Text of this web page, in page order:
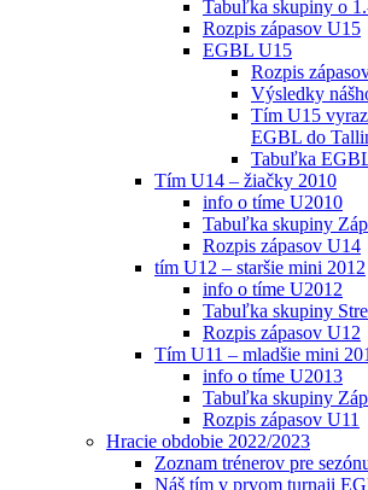
Tabuľka skupiny o
Rozpis zápasov U15
EGBL U15
Rozpis
Výsledky
Tím U15
EGBL do
Tabuľka
Tím U14 – žiačky 2010
info o tíme U2010
Tabuľka skupiny
Rozpis zápasov U14
tím U12 – staršie mini 2012
info o tíme U2012
Tabuľka skupiny
Rozpis zápasov U12
Tím U11 – mladšie mini
info o tíme U2013
Tabuľka skupiny
Rozpis zápasov U11
Hracie obdobie 2022/2023
Zoznam trénerov pre
Náš tím v prvom turnaji